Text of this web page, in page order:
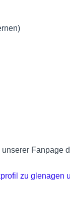
unserer Fanpage
zu glenagen